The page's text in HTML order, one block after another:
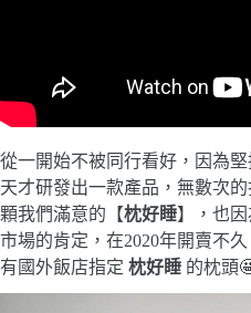
從一開始不被同行看好，因為
天才研發出一款產品，無數次
顆我們滿意的【枕好睡】，也
市場的肯定，在2020年開賣不
有國外飯店指定 枕好睡 的枕頭